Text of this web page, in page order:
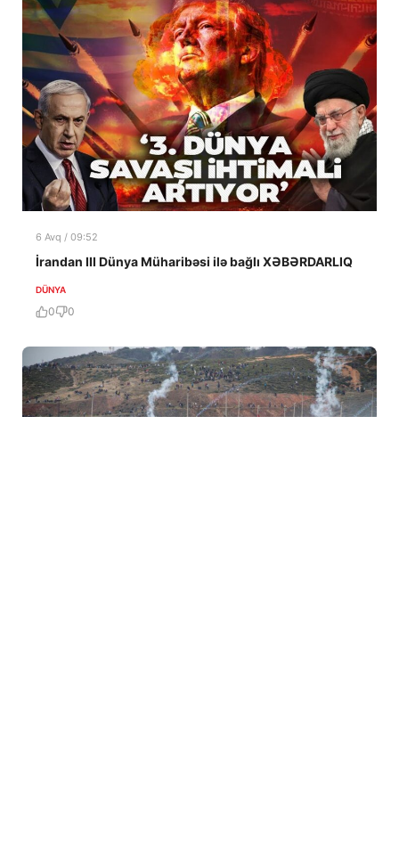
6 Avq / 09:52
İrandan III Dünya Müharibəsi ilə bağlı XƏBƏRDARLIQ
DÜNYA
0 0